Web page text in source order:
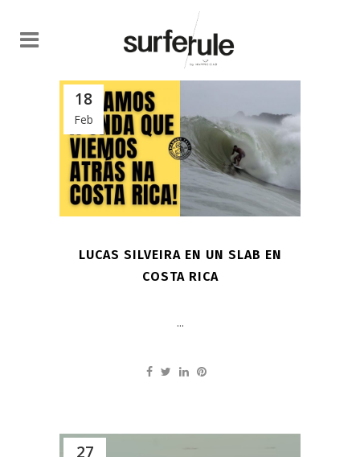
18
Feb
LUCAS SILVEIRA EN UN SLAB EN
COSTA RICA
...
27